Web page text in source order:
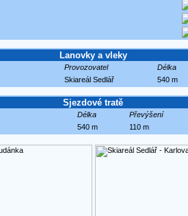
Lanovky a vleky
Provozovatel
Délka
Skiareál Sedlář 540 m
Sjezdové tratě
Délka
Převýšení
540 m 110 m